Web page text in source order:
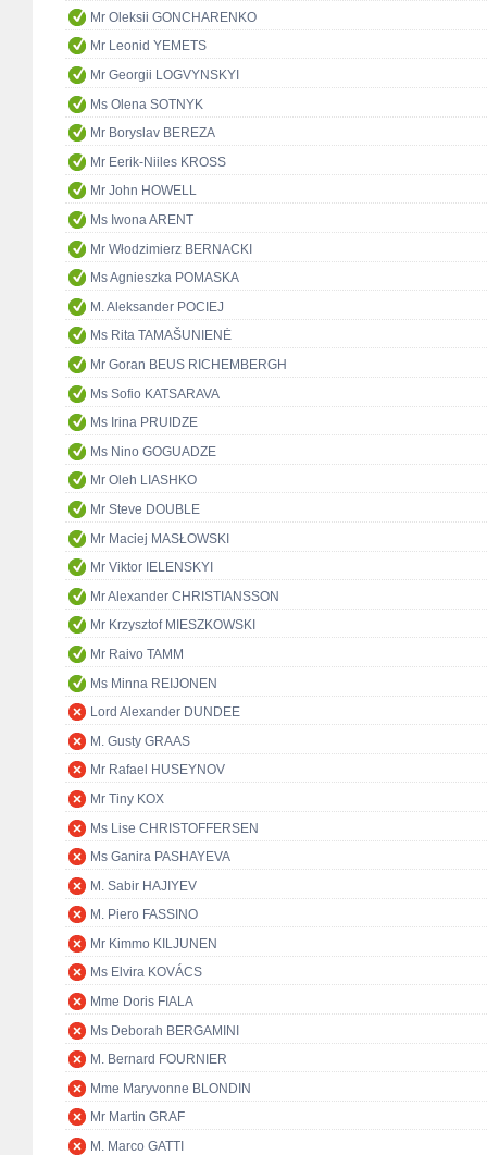
Mr Oleksii GONCHARENKO
Mr Leonid YEMETS
Mr Georgii LOGVYNSKYI
Ms Olena SOTNYK
Mr Boryslav BEREZA
Mr Eerik-Niiles KROSS
Mr John HOWELL
Ms Iwona ARENT
Mr Włodzimierz BERNACKI
Ms Agnieszka POMASKA
M. Aleksander POCIEJ
Ms Rita TAMAŠUNIENĖ
Mr Goran BEUS RICHEMBERGH
Ms Sofio KATSARAVA
Ms Irina PRUIDZE
Ms Nino GOGUADZE
Mr Oleh LIASHKO
Mr Steve DOUBLE
Mr Maciej MASŁOWSKI
Mr Viktor IELENSKYI
Mr Alexander CHRISTIANSSON
Mr Krzysztof MIESZKOWSKI
Mr Raivo TAMM
Ms Minna REIJONEN
Lord Alexander DUNDEE
M. Gusty GRAAS
Mr Rafael HUSEYNOV
Mr Tiny KOX
Ms Lise CHRISTOFFERSEN
Ms Ganira PASHAYEVA
M. Sabir HAJIYEV
M. Piero FASSINO
Mr Kimmo KILJUNEN
Ms Elvira KOVÁCS
Mme Doris FIALA
Ms Deborah BERGAMINI
M. Bernard FOURNIER
Mme Maryvonne BLONDIN
Mr Martin GRAF
M. Marco GATTI